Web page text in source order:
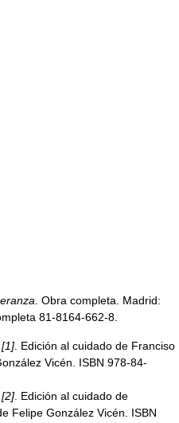
. Obra completa. Madrid:
81-8164-662-8.
. Edición al cuidado de Franciso
Vicén. ISBN 978-84-
. Edición al cuidado de
Felipe González Vicén. ISBN